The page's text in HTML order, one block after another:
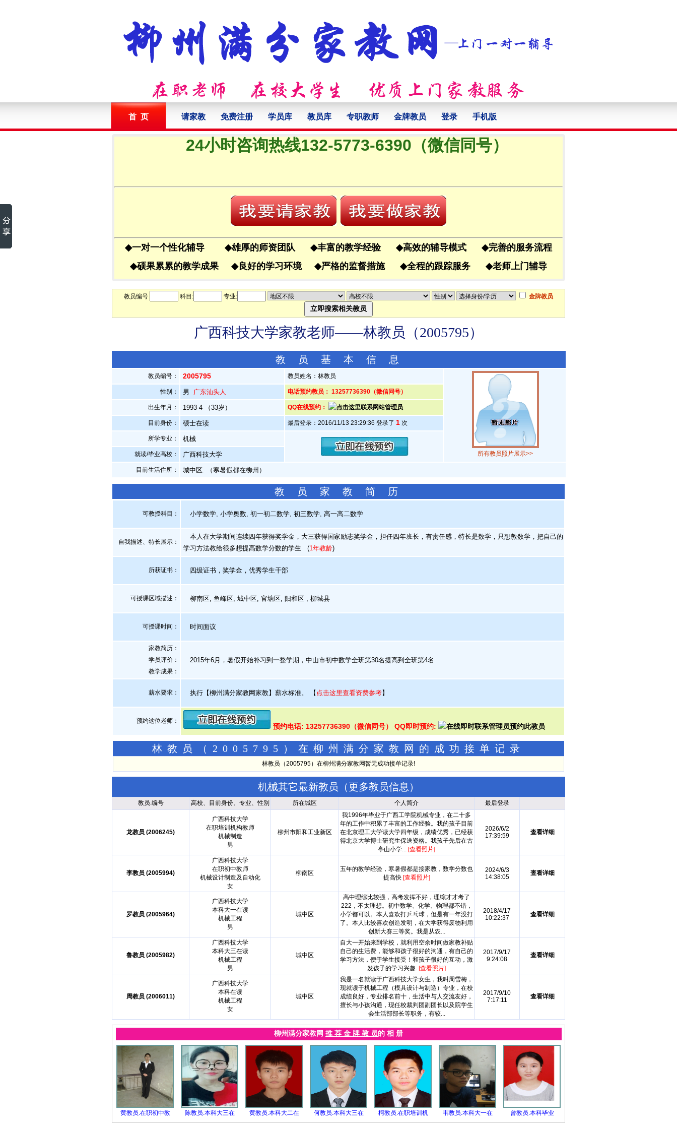
首 页 请家教 免费注册 学员库 教员库 专职教师 金牌教员 登录 手机版
24小时咨询热线132-5773-6390（微信同号）
◆一对一个性化辅导 ◆雄厚的师资团队 ◆丰富的教学经验 ◆高效的辅导模式 ◆完善的服务流程
◆硕果累累的教学成果 ◆良好的学习环境 ◆严格的监督措施 ◆全程的跟踪服务 ◆老师上门辅导
教员编号 科目: 专业: 金牌教员
广西科技大学家教老师——林教员（2005795）
教 员 基 本 信 息
教员编号： 2005795 教员姓名：林教员
所有教员照片展示>>
性别： 男 广东汕头人 电话预约教员： 13257736390（微信同号）
出生年月： 1993-4 （33岁） QQ在线预约：
目前身份： 硕士在读 最后登录：2016/11/13 23:29:36 登录了 1次
所学专业： 机械
就读/毕业高校： 广西科技大学
目前生活住所： 城中区. （寒暑假都在柳州）
教 员 家 教 简 历
可教授科目： 小学数学, 小学奥数, 初一初二数学, 初三数学, 高一高二数学
自我描述、特长展示 ：
本人在大学期间连续四年获得奖学金，大三获得国家励志奖学金，担任四年班长，有责任感，特长是数学，只想教数学，把自己的
学习方法教给很多想提高数学分数的学生 (1年教龄)
所获证书 ： 四级证书，奖学金，优秀学生干部
可授课区域描述： 柳南区, 鱼峰区, 城中区, 官塘区, 阳和区 , 柳城县
可授课时间： 时间面议
家教简历：
学员评价：
教学成果：
2015年6月，暑假开始补习到一整学期，中山市初中数学全班第30名提高到全班第4名
薪水要求： 执行【柳州满分家教网家教】薪水标准。 【 点击这里查看资费参考】
预约这位老师：
预约电话: 13257736390（微信同号） QQ即时预约:
林教员（2005795）在柳州满分家教网的成功接单记录
林教员（2005795）在柳州满分家教网暂无成功接单记录!
机械其它最新教员（更多教员信息 ）
教员.编号 高校、目前身份、专业、性别 所在城区 个人简介 最后登录
龙教员 (2006245)
广西科技大学
在职培训机构教师
机械制造
男
柳州市阳和工业新区
我1996年毕业于广西工学院机械专业，在二十多
年的工作中积累了丰富的工作经验。我的孩子目前
在北京理工大学读大学四年级，成绩优秀，已经获
得北京大学博士研究生保送资格。我孩子先后在古
亭山小学... [查看照片]
2026/6/2
17:39:59
查看详细
李教员 (2005994)
广西科技大学
在职初中教师
机械设计制造及自动化
女
柳南区
五年的教学经验，寒暑假都是接家教，数学分数也
提高快 [查看照片]
2024/6/3
14:38:05
查看详细
罗教员 (2005964)
广西科技大学
本科大一在读
机械工程
男
城中区
高中理综比较强，高考发挥不好，理综才才考了
222，不太理想。初中数学、化学、物理都不错，
小学都可以。本人喜欢打乒乓球，但是有一年没打
了。本人比较喜欢创造发明，在大学获得废物利用
创新大赛三等奖。我是从农...
2018/4/17
10:22:37
查看详细
鲁教员 (2005982)
广西科技大学
本科大三在读
机械工程
男
城中区
自大一开始来到学校，就利用空余时间做家教补贴
自己的生活费，能够和孩子很好的沟通，有自己的
学习方法，便于学生接受！和孩子很好的互动，激
发孩子的学习兴趣. [查看照片]
2017/9/17
9:24:08
查看详细
周教员 (2006011)
广西科技大学
本科在读
机械工程
女
城中区
我是一名就读于广西科技大学女生，我叫周雪梅，
现就读于机械工程（模具设计与制造）专业，在校
成绩良好，专业排名前十，生活中与人交流友好，
擅长与小孩沟通，现任校裁判团副团长以及院学生
会生活部部长等职务，有较...
2017/9/10
7:17:11
查看详细
柳州满分家教网 推 荐 金 牌 教 员的 相 册
黄教员.在职初中教 陈教员.本科大三在 黄教员.本科大二在 何教员.本科大三在 柯教员.在职培训机 韦教员.本科大一在 曾教员.本科毕业